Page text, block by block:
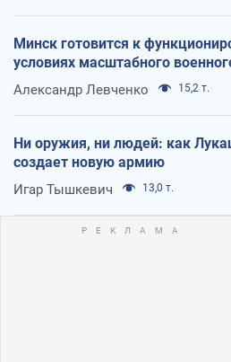
Минск готовится к
условиях масштабного
Александр Левченко 15,2 т.
Ни оружия, ни людей: как
создает новую армию
Игар Тышкевич 13,0 т.